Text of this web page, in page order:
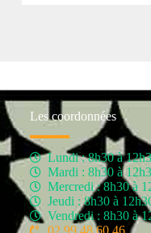
Les coordonnées
Lundi : 8h30 à
Mardi : 8h30 à
Mercredi : 8h30 à
Jeudi : 8h30 à
Vendredi : 8h30 à
02 99 48 60 46